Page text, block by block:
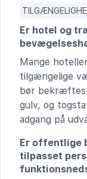
Er hotel og
Mange
tilgængelige
bør bekræftes
gulv, og
adgang på
Er offentlige
tilpasset